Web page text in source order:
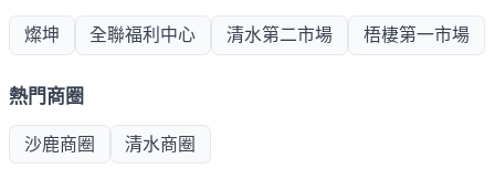
燦坤 全聯福利中心 清水第二市場 梧棲第一市場
熱門商圈
沙鹿商圈 清水商圈